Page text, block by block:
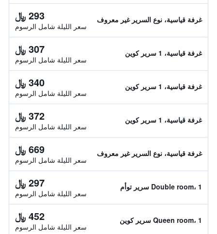
غرفة قياسية، نوع السرير غير معروف 293 ﷼
سعر الليلة شامل الرسوم
غرفة قياسية، 1 سرير كوين 307 ﷼
سعر الليلة شامل الرسوم
غرفة قياسية، 1 سرير كوين 340 ﷼
سعر الليلة شامل الرسوم
غرفة قياسية، 1 سرير كوين 372 ﷼
سعر الليلة شامل الرسوم
غرفة قياسية، نوع السرير غير معروف 669 ﷼
سعر الليلة شامل الرسوم
Double room، 1 سرير توأم 297 ﷼
سعر الليلة شامل الرسوم
Queen room، 1 سرير كوين 452 ﷼
سعر الليلة شامل الرسوم